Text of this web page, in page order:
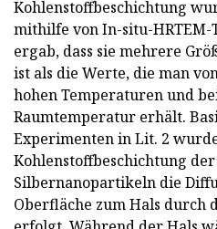
Kohlenstoffbeschichtung
mithilfe von In-situ-
ergab, dass sie mehrere
ist als die Werte, die man
hohen Temperaturen und
Raumtemperatur erhält.
Experimenten in Lit. 2
Kohlenstoffbeschichtung
Silbernanopartikeln die
Oberfläche zum Hals durch